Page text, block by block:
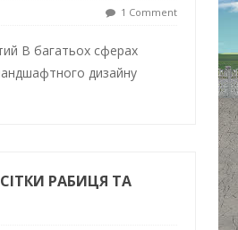
1 Comment
В багатьох сферах
дизайну
РАБИЦЯ ТА